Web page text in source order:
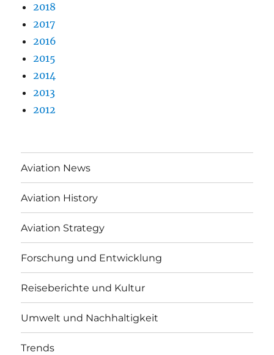
2018
2017
2016
2015
2014
2013
2012
Aviation News
Aviation History
Aviation Strategy
Forschung und Entwicklung
Reiseberichte und Kultur
Umwelt und Nachhaltigkeit
Trends